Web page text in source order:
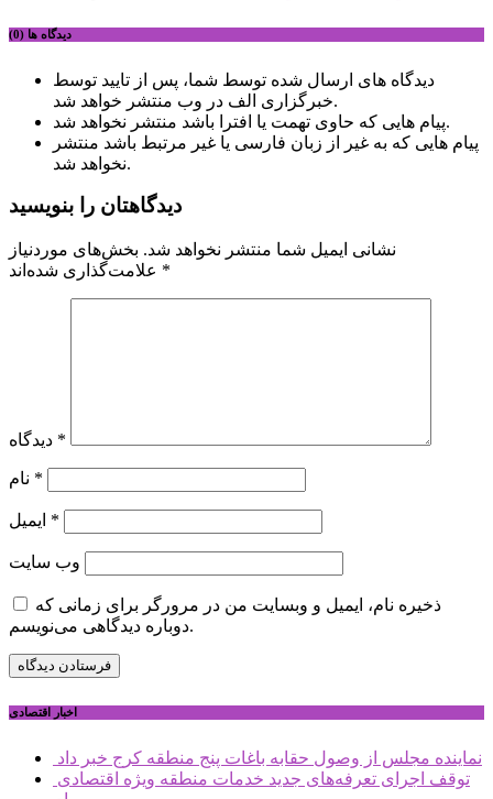
دیدگاه ها (0)
دیدگاه های ارسال شده توسط شما، پس از تایید توسط
خبرگزاری الف در وب منتشر خواهد شد.
پیام هایی که حاوی تهمت یا افترا باشد منتشر نخواهد شد.
پیام هایی که به غیر از زبان فارسی یا غیر مرتبط باشد منتشر
نخواهد شد.
دیدگاهتان را بنویسید
نشانی ایمیل شما منتشر نخواهد شد. بخش‌های موردنیاز
*
*
*
*
وب‌ سایت
ذخیره نام، ایمیل و وبسایت من در مرورگر برای زمانی که
دوباره دیدگاهی می‌نویسم.
اخبار اقتصادی
نماینده مجلس از وصول حقابه باغات پنج منطقه کرج خبر داد